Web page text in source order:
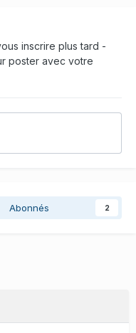
inscrire plus tard -
poster avec votre
Abonnés 2